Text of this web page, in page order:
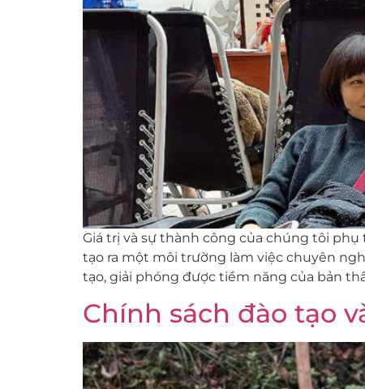
Giá trị và sự thành công của chúng tôi
tạo ra một môi trường làm việc chuyên
tạo, giải phóng được tiềm năng của bản
Chính sách đào tạo